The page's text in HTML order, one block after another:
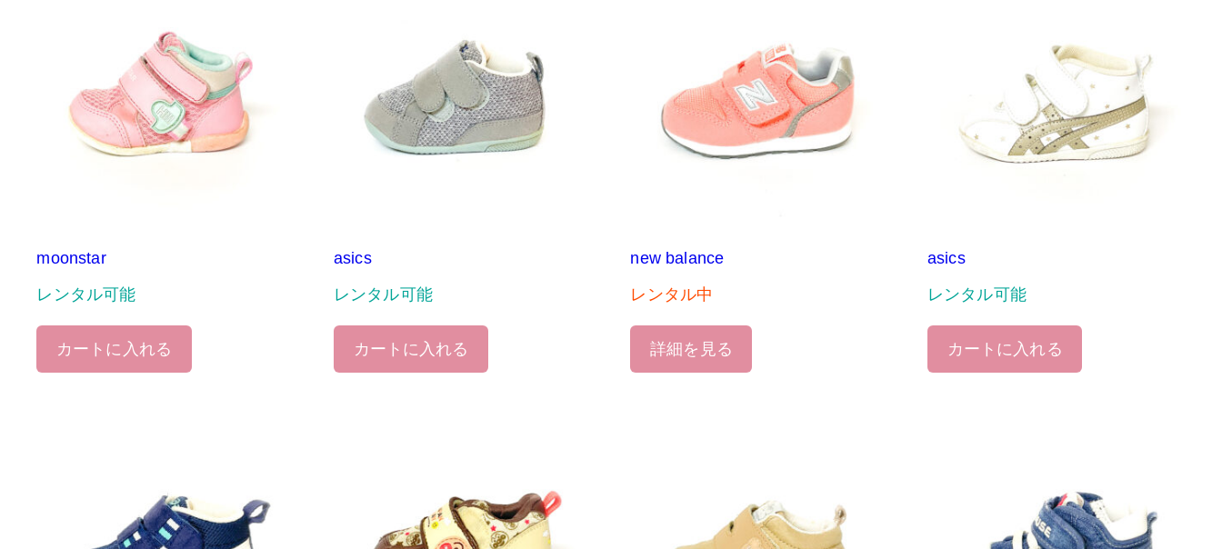
moonstar
レンタル可能
カートに入れる
asics
レンタル可能
カートに入れる
new balance
レンタル中
詳細を見る
asics
レンタル可能
カートに入れる